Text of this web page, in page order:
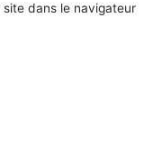
dans le navigateur